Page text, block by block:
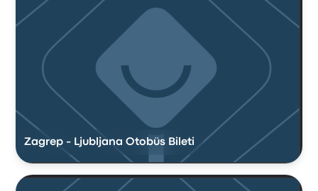
Zagrep - Ljubljana Otobüs Bileti